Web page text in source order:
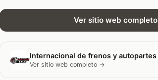
Ver sitio web completo
Internacional de frenos y autopartes
Ver sitio web completo →